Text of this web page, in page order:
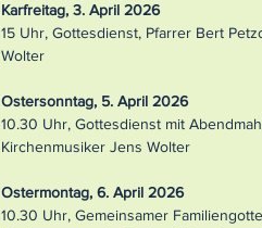
Karfreitag, 3. April 2026
15 Uhr, Gottesdienst, Pfarrer Bert
Wolter
Ostersonntag, 5. April 2026
10.30 Uhr, Gottesdienst mit
Kirchenmusiker Jens Wolter
Ostermontag, 6. April 2026
10.30 Uhr, Gemeinsamer